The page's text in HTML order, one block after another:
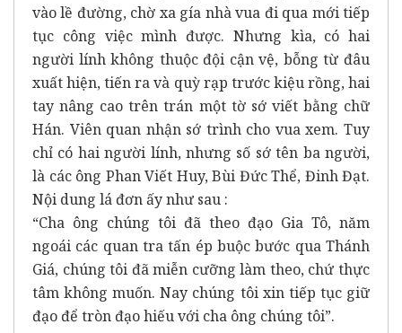
vào lề đường, chờ xa gía nhà vua đi qua mới tiếp
tục công việc mình được. Nhưng kìa, có hai
người lính không thuộc đội cận vệ, bỗng từ đâu
xuất hiện, tiến ra và quỳ rạp trước kiệu rồng, hai
tay nâng cao trên trán một tờ sớ viết bằng chữ
Hán. Viên quan nhận sớ trình cho vua xem. Tuy
chỉ có hai người lính, nhưng số sớ tên ba người,
là các ông Phan Viết Huy, Bùi Đức Thể, Đinh Đạt.
Nội dung lá đơn ấy như sau :
“Cha ông chúng tôi đã theo đạo Gia Tô, năm
ngoái các quan tra tấn ép buộc bước qua Thánh
Giá, chúng tôi đã miễn cưỡng làm theo, chứ thực
tâm không muốn. Nay chúng tôi xin tiếp tục giữ
đạo để tròn đạo hiếu với cha ông chúng tôi”.